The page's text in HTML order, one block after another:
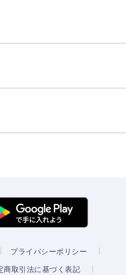
プライバシーポリシー
商取引法に基づく表記